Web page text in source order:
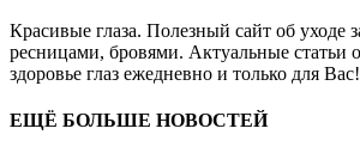
Красивые глаза. Полезный сайт об уходе
ресницами, бровями. Актуальные статьи
здоровье глаз ежедневно и только для Вас!
ЕЩЁ БОЛЬШЕ НОВОСТЕЙ